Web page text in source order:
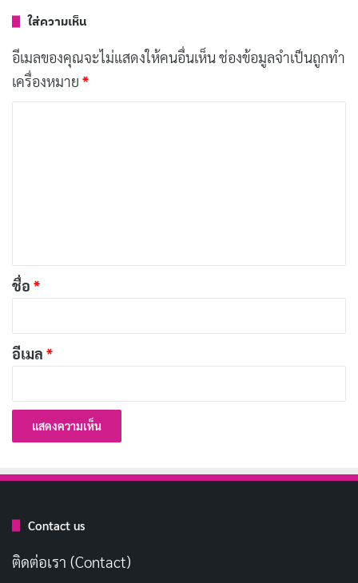
บทความที่เกี่ยวข้อง
10 รูปภาพสวัสดีวันพฤหัสบดีธรรมชาติสวยงาม
10 รูปภาพสวัสดีวันพฤหัสบดี 2569 คิดถึงห่วงใย ส่ง
10 รูปภาพสวัสดีวันพฤหัสบดีพระ 2569 ส่งต่อคำ
ใส่ความเห็น
อีเมลของคุณจะไม่แสดงให้คนอื่นเห็นช่องข้อมูลจำเป็นถูกทำ
เครื่องหมาย *
*
ชื่อ *
อีเมล *
Contact us
ติดต่อเรา (Contact)